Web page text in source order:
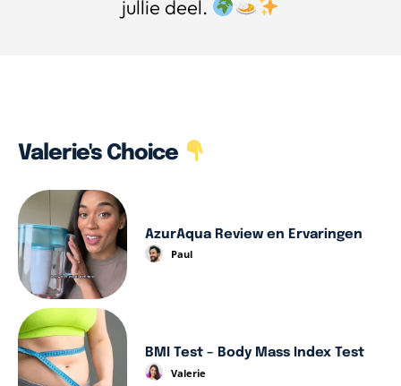
jullie deel.
Valerie's Choice
AzurAqua Review en Ervaringen
Paul
BMI Test – Body Mass Index Test
Valerie